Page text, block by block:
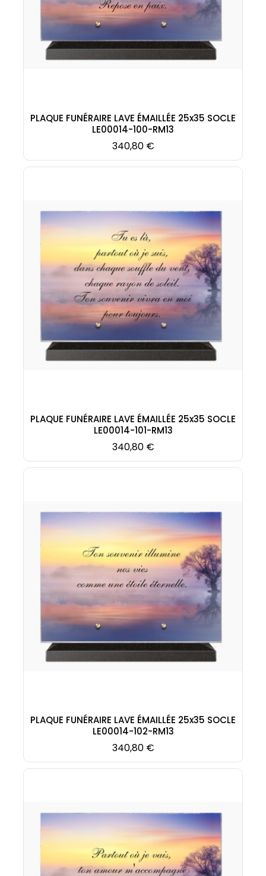
PLAQUE FUNÉRAIRE LAVE ÉMAILLÉE 25x35 SOCLE
LE00014-100-RM13
Prix
340,80 €
PLAQUE FUNÉRAIRE LAVE ÉMAILLÉE 25x35 SOCLE
LE00014-101-RM13
Prix
340,80 €
PLAQUE FUNÉRAIRE LAVE ÉMAILLÉE 25x35 SOCLE
LE00014-102-RM13
Prix
340,80 €